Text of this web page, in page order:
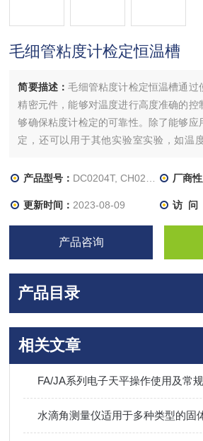
毛细管粘度计检定恒温槽
简要描述：毛细管粘度计检定恒温槽通过
精密元件，能够对温度进行高度准确的控
够确保粘度计检定的可靠性。除了能够应
定，还可以用于其他实验室实验，如温
产品型号： DC0204T, CH0204T 等 厂商性
更新时间： 2023-08-09 访 问
产品咨询
产品目录
相关文章
FA/JA系列电子天平操作使用及常